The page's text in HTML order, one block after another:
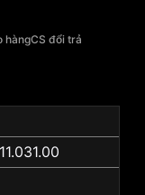
hàngCS đổi trả